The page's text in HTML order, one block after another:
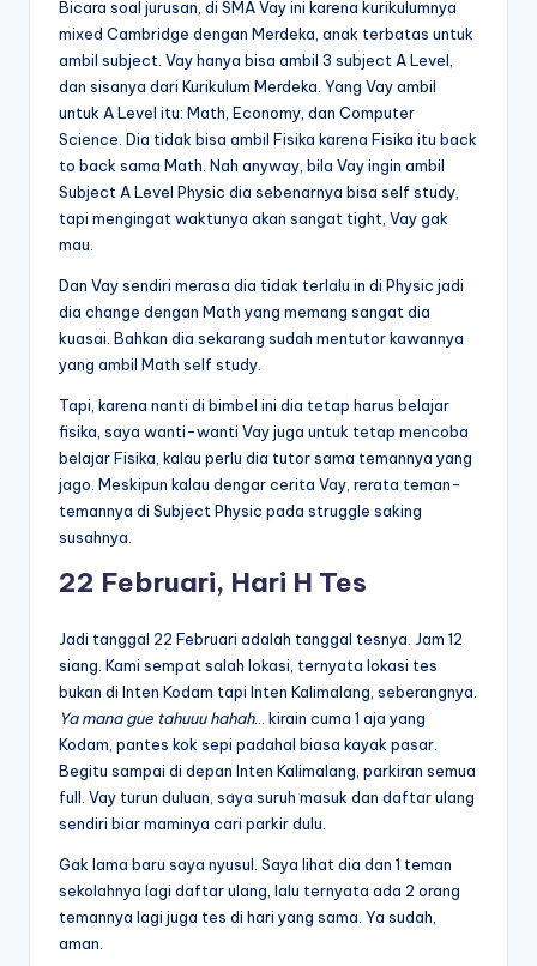
Bicara soal jurusan, di SMA Vay ini karena kurikulumnya
mixed Cambridge dengan Merdeka, anak terbatas untuk
ambil subject. Vay hanya bisa ambil 3 subject A Level,
dan sisanya dari Kurikulum Merdeka. Yang Vay ambil
untuk A Level itu: Math, Economy, dan Computer
Science. Dia tidak bisa ambil Fisika karena Fisika itu back
to back sama Math. Nah anyway, bila Vay ingin ambil
Subject A Level Physic dia sebenarnya bisa self study,
tapi mengingat waktunya akan sangat tight, Vay gak
mau.
Dan Vay sendiri merasa dia tidak terlalu in di Physic jadi
dia change dengan Math yang memang sangat dia
kuasai. Bahkan dia sekarang sudah mentutor kawannya
yang ambil Math self study.
Tapi, karena nanti di bimbel ini dia tetap harus belajar
fisika, saya wanti-wanti Vay juga untuk tetap mencoba
belajar Fisika, kalau perlu dia tutor sama temannya yang
jago. Meskipun kalau dengar cerita Vay, rerata teman-
temannya di Subject Physic pada struggle saking
susahnya.
22 Februari, Hari H Tes
Jadi tanggal 22 Februari adalah tanggal tesnya. Jam 12
siang. Kami sempat salah lokasi, ternyata lokasi tes
bukan di Inten Kodam tapi Inten Kalimalang, seberangnya.
Ya mana gue tahuuu hahah… kirain cuma 1 aja yang
Kodam, pantes kok sepi padahal biasa kayak pasar.
Begitu sampai di depan Inten Kalimalang, parkiran semua
full. Vay turun duluan, saya suruh masuk dan daftar ulang
sendiri biar maminya cari parkir dulu.
Gak lama baru saya nyusul. Saya lihat dia dan 1 teman
sekolahnya lagi daftar ulang, lalu ternyata ada 2 orang
temannya lagi juga tes di hari yang sama. Ya sudah,
aman.